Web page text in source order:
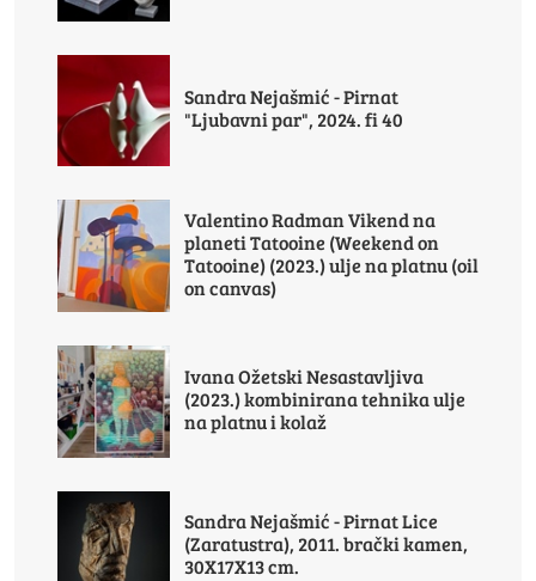
Sandra Nejašmić - Pirnat
"Ljubavni par", 2024. fi 40
Valentino Radman Vikend na
planeti Tatooine (Weekend on
Tatooine) (2023.) ulje na platnu (oil
on canvas)
Ivana Ožetski Nesastavljiva
(2023.) kombinirana tehnika ulje
na platnu i kolaž
Sandra Nejašmić - Pirnat Lice
(Zaratustra), 2011. brački kamen,
30X17X13 cm.